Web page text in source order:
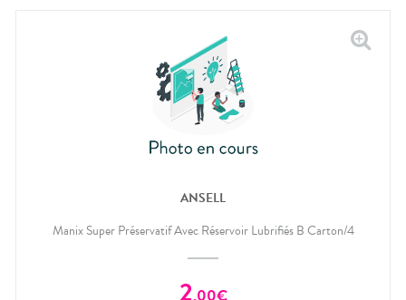
ANSELL
Manix Super Préservatif Avec Réservoir Lubrifiés B Carton/4
2